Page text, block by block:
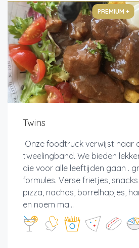
PREMIUM +
Twins
Onze foodtruck verwijst naar
tweelingband. We bieden
die voor alle leeftijden gaan .
formules. Verse frietjes,
pizza, nachos, borrelhapjes,
en noem ma...